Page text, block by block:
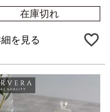
在庫切れ
を見る